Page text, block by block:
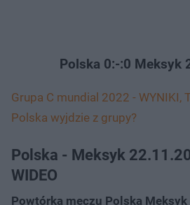
Polska 0:-:0 Meksyk
Grupa C mundial 2022 - WYNIKI,
Polska wyjdzie z grupy?
Polska - Meksyk
WIDEO
Powtórka meczu Polska